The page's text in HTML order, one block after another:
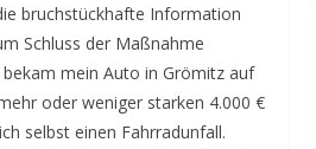
bruchstückhafte Information
Schluss der Maßnahme
mein Auto in Grömitz auf
oder weniger starken 4.000 €
selbst einen Fahrradunfall.